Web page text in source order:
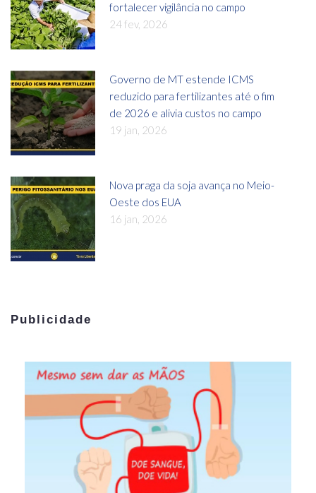
fortalecer vigilância no campo
24 fev, 2026
Governo de MT estende ICMS
reduzido para fertilizantes até o fim
de 2026 e alivia custos no campo
19 jan, 2026
Nova praga da soja avança no Meio-
Oeste dos EUA
16 jan, 2026
Publicidade